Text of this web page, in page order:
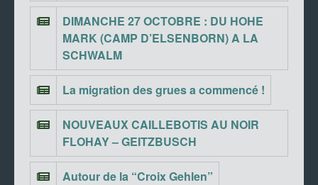
DIMANCHE 27 OCTOBRE : DU HOHE
MARK (CAMP D’ELSENBORN) A LA
SCHWALM
La migration des grues a commencé !
NOUVEAUX CAILLEBOTIS AU NOIR
FLOHAY – GEITZBUSCH
Autour de la “Croix Gehlen”